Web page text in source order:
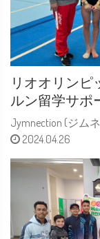
リオオリンピ
ルン留学サポ
Jymnection (ジム
2024.04.26